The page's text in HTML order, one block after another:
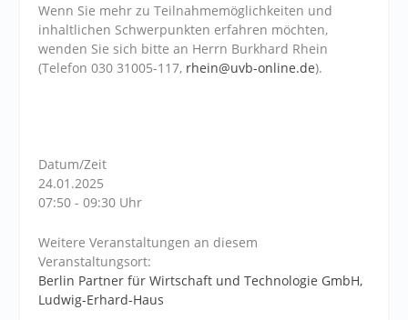
Wenn Sie mehr zu Teilnahmemöglichkeiten und
inhaltlichen Schwerpunkten erfahren möchten,
wenden Sie sich bitte an Herrn Burkhard Rhein
(Telefon 030 31005-117, rhein@uvb-online.de).
Datum/Zeit
24.01.2025
07:50 - 09:30 Uhr
Weitere Veranstaltungen an diesem
Veranstaltungsort:
Berlin Partner für Wirtschaft und Technologie GmbH,
Ludwig-Erhard-Haus